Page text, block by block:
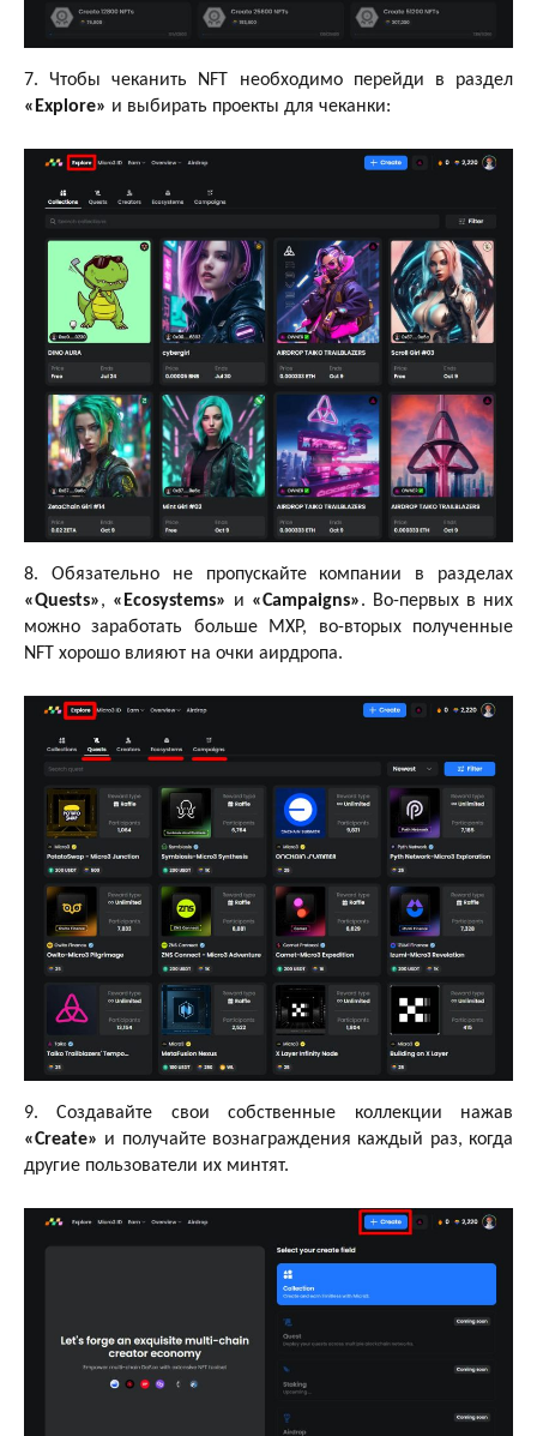
7. Чтобы чеканить NFT необходимо перейди в раздел
«Explore» и выбирать проекты для чеканки:
8. Обязательно не пропускайте компании в разделах
«Quests», «Ecosystems» и «Campaigns». Во-первых в них
можно заработать больше MXP, во-вторых полученные
NFT хорошо влияют на очки аирдропа.
9. Создавайте свои собственные коллекции нажав
«Create» и получайте вознаграждения каждый раз, когда
другие пользователи их минтят.